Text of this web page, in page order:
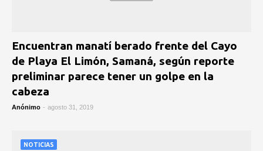
Encuentran manatí berado frente del Cayo
de Playa El Limón, Samaná, según reporte
preliminar parece tener un golpe en la
cabeza
Anónimo - agosto 31, 2019
NOTICIAS